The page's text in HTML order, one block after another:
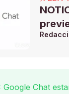
Google Chat